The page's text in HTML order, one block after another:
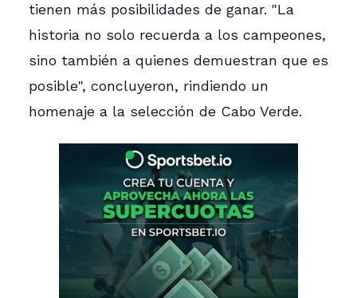
tienen más posibilidades de ganar. "La
historia no solo recuerda a los campeones,
sino también a quienes demuestran que es
posible", concluyeron, rindiendo un
homenaje a la selección de Cabo Verde.